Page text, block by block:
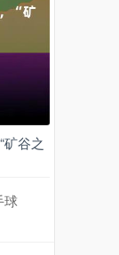
谷之
球